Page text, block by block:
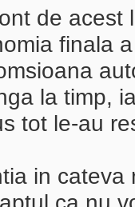
de acest
finala
la timp,
tot le-au
in